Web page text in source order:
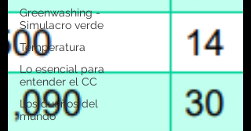
Greenwashing -
Simulacro verde
Temperatura
Lo esencial para
entender el CC
Los dueños del
mundo